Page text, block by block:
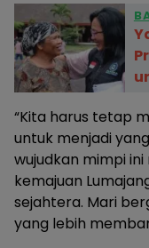
“Kita harus tetap
untuk menjadi
wujudkan mimpi
kemajuan
sejahtera. Mari
yang lebih